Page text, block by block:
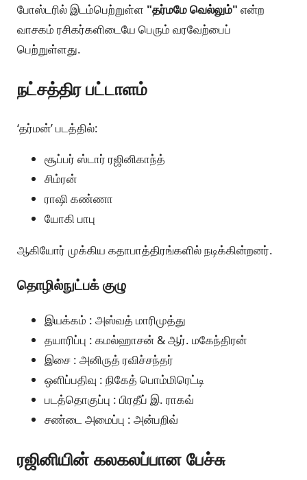
போஸ்டரில் இடம்பெற்றுள்ள "தர்மமே வெல்லும்" என்ற
வாசகம் ரசிகர்களிடையே பெரும் வரவேற்பைப்
பெற்றுள்ளது.
நட்சத்திர பட்டாளம்
‘தர்மன்’ படத்தில்:
சூப்பர் ஸ்டார் ரஜினிகாந்த்
சிம்ரன்
ராஷி கண்ணா
யோகி பாபு
ஆகியோர் முக்கிய கதாபாத்திரங்களில் நடிக்கின்றனர்.
தொழில்நுட்பக் குழு
இயக்கம் : அஸ்வத் மாரிமுத்து
தயாரிப்பு : கமல்ஹாசன் & ஆர். மகேந்திரன்
இசை : அனிருத் ரவிச்சந்தர்
ஒளிப்பதிவு : நிகேத் பொம்மிரெட்டி
படத்தொகுப்பு : பிரதீப் இ. ராகவ்
சண்டை அமைப்பு : அன்பறிவ்
ரஜினியின் கலகலப்பான பேச்சு